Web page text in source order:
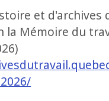
et d'archives
la Mémoire du